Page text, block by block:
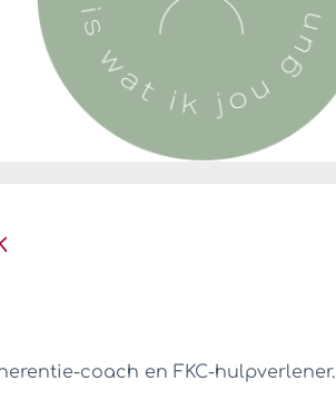
coach en FKC-hulpverlener.